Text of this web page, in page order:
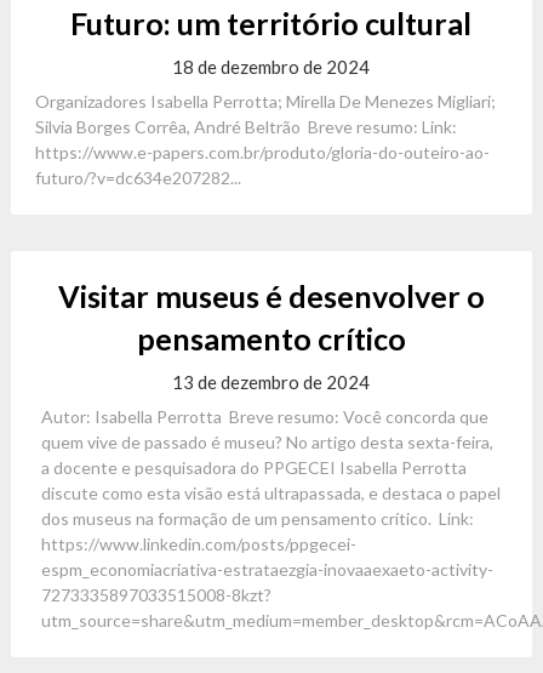
Futuro: um território cultural
18 de dezembro de 2024
Organizadores Isabella Perrotta; Mirella De Menezes Migliari;
Silvia Borges Corrêa, André Beltrão Breve resumo: Link:
https://www.e-papers.com.br/produto/gloria-do-outeiro-ao-
futuro/?v=dc634e207282...
Visitar museus é desenvolver o
pensamento crítico
13 de dezembro de 2024
Autor: Isabella Perrotta Breve resumo: Você concorda que
quem vive de passado é museu? No artigo desta sexta-feira,
a docente e pesquisadora do PPGECEI Isabella Perrotta
discute como esta visão está ultrapassada, e destaca o papel
dos museus na formação de um pensamento crítico. Link:
https://www.linkedin.com/posts/ppgecei-
espm_economiacriativa-estrataezgia-inovaaexaeto-activity-
7273335897033515008-8kzt?